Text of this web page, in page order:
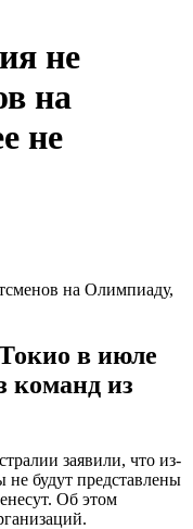
не
на
не
в июле
команд из
заявили, что из-
не будут представлены
Об этом